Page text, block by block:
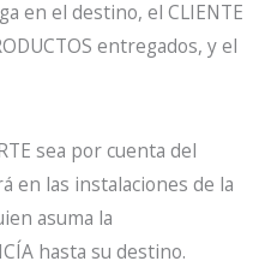
en el destino, el CLIENTE
entregados, y el
sea por cuenta del
en las instalaciones de la
asuma la
hasta su destino.